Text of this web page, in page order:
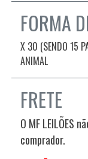
FORMA
X 30 (SENDO 15
ANIMAL
FRETE
O MF LEILÕES
comprador.